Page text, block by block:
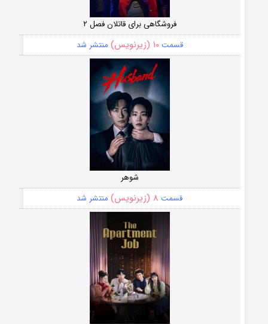
فروشگاهی برای قاتلان فصل ۲
قسمت۱۰ (زیرنویس) منتشر شد
شوهر
قسمت ۸ (زیرنویس) منتشر شد